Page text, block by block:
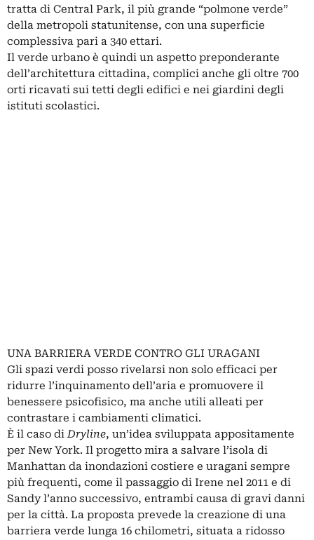
tratta di Central Park, il più grande “polmone verde”
della metropoli statunitense, con una superficie
complessiva pari a 340 ettari.
Il verde urbano è quindi un aspetto preponderante
dell’architettura cittadina, complici anche gli oltre 700
orti ricavati sui tetti degli edifici e nei giardini degli
istituti scolastici.
UNA BARRIERA VERDE CONTRO GLI URAGANI
Gli spazi verdi posso rivelarsi non solo efficaci per
ridurre l’inquinamento dell’aria e promuovere il
benessere psicofisico, ma anche utili alleati per
contrastare i cambiamenti climatici.
È il caso diDryline, un’idea sviluppata appositamente
per New York. Il progetto mira a salvare l’isola di
Manhattan da inondazioni costiere e uragani sempre
più frequenti, come il passaggio di Irene nel 2011 e di
Sandy l’anno successivo, entrambi causa di gravi danni
per la città. La proposta prevede la creazione di una
barriera verde lunga 16 chilometri, situata a ridosso